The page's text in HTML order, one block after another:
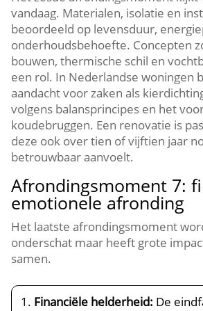
vandaag.​ Materialen, isolatie en
beoordeeld op levensduur,
onderhoudsbehoefte.​ Concepten
bouwen, thermische schil en
een rol.​ In Nederlandse woningen
aandacht voor zaken als
volgens balansprincipes en het
koudebruggen.​ Een renovatie is
deze ook over tien of vijftien jaar
betrouwbaar aanvoelt.​
Afrondingsmoment 7:
emotionele afronding
Het laatste afrondingsmoment
onderschat maar heeft grote
samen.​
Financiële helderheid: De